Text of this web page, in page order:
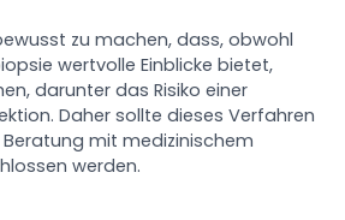
zu machen, dass, obwohl
wertvolle Einblicke bietet,
darunter das Risiko einer
Daher sollte dieses Verfahren
mit medizinischem
werden.